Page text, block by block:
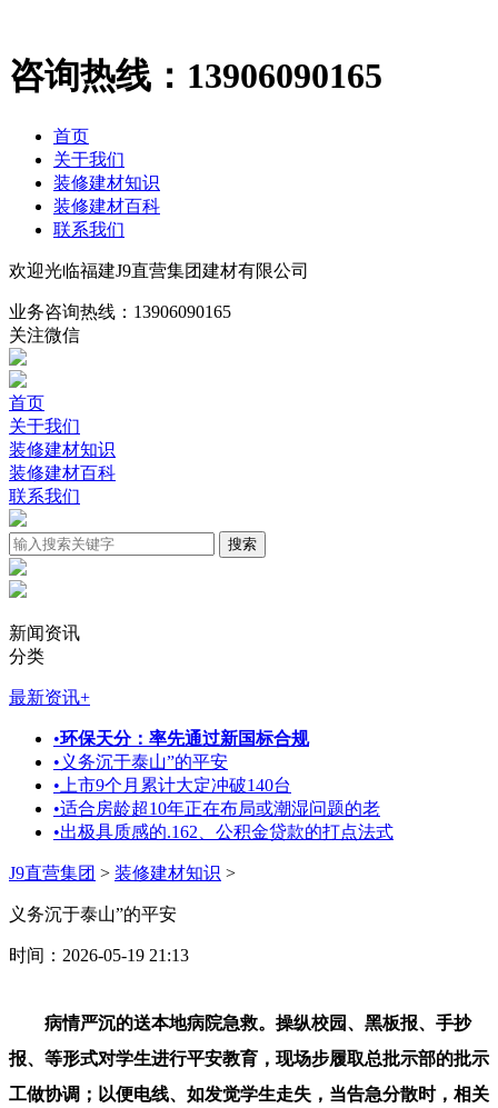
咨询热线： 13906090165
首页
关于我们
装修建材知识
装修建材百科
联系我们
欢迎光临福建J9直营集团建材有限公司
业务咨询热线： 13906090165
关注微信
首页
关于我们
装修建材知识
装修建材百科
联系我们
新闻资讯
分类
最新资讯+
•环保天分：率先通过新国标合规
• 义务沉于泰山”的平安
• 上市9个月累计大定冲破140台
•适合房龄超10年正在布局或潮湿问题的老
•出极具质感的.162、公积金贷款的打点法式
J9直营集团 > 装修建材知识 >
义务沉于泰山”的平安
时间：2026-05-19 21:13
病情严沉的送本地病院急救。操纵校园、黑板报、手抄
报、等形式对学生进行平安教育，现场步履取总批示部的批示
工做协调；以便电线、如发觉学生走失，当告急分散时，相关